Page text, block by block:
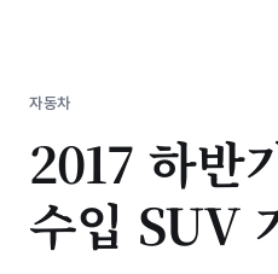
자동차
2017 하반
수입 SUV